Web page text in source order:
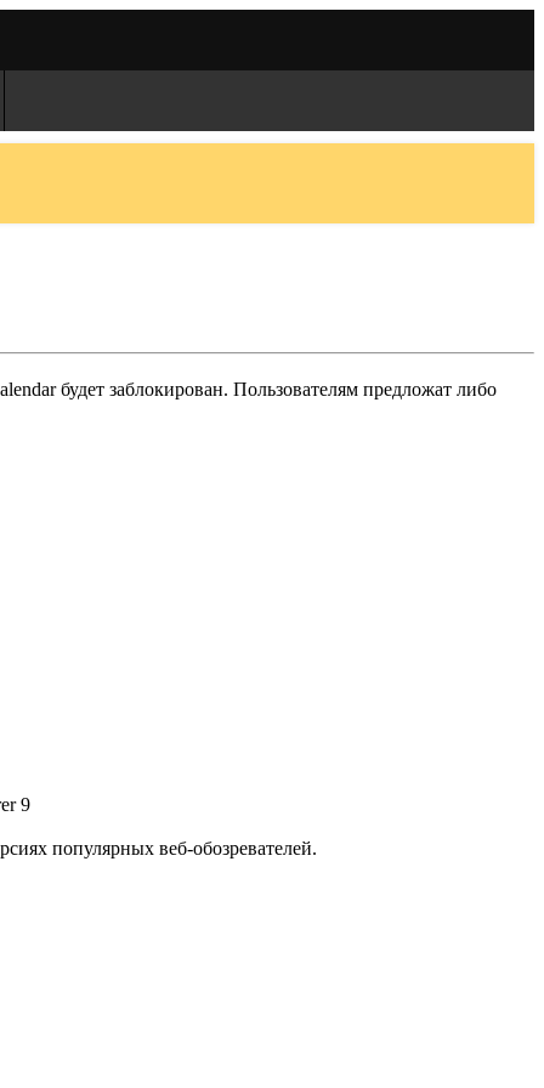
будет заблокирован. Пользователям предложат либо
9
популярных веб-обозревателей.